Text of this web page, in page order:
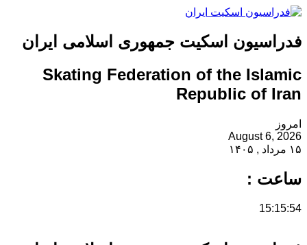
فدراسیون اسکیت جمهوری اسلامی ایران
Skating Federation of the Islamic
Republic of Iran
امروز
August 6, 2026
۱۵ مرداد , ۱۴۰۵
ساعت :
15:15:54